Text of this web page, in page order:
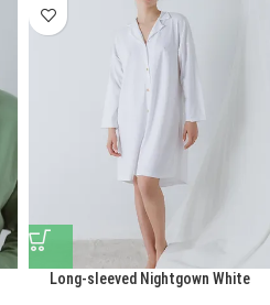
Long-sleeved Nightgown White